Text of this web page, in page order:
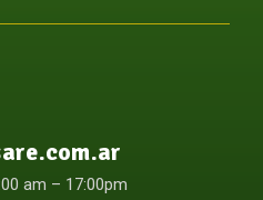
am – 17:00pm